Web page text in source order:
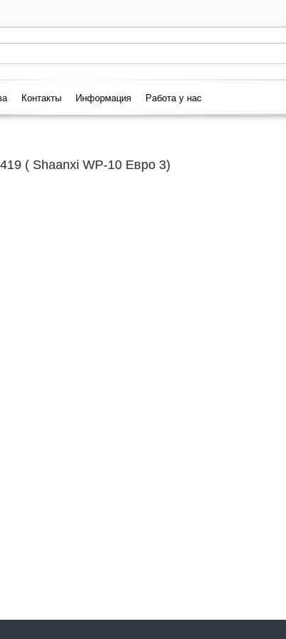
Контакты Информация Работа у нас
( Shaanxi WP-10 Евро 3)